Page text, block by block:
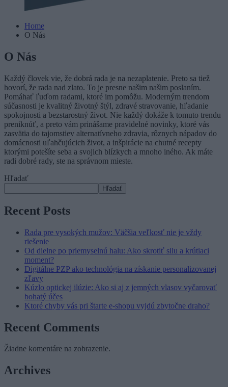
Home
O Nás
O Nás
Každý človek vie, že dobrá rada je na nezaplatenie. Preto sa tiež
hovorí, že rada nad zlato. To je presne našim našim poslaním.
Pomáhať ľuďom radami, ktoré im pomôžu. Moderným trendom
súčasnosti je kvalitný životný štýl, zdravé stravovanie, hľadanie
spokojnosti a bezstarostný život. Nie každý dokáže k tomuto trendu
preniknúť, a preto vám prinášame pravidelné novinky, ktoré vás
zasvätia do tajomstiev alternatívneho zdravia, rôznych nápadov do
domácnosti uľahčujúcich život, a inšpirácie na chutné recepty
ktorými potešíte seba a svojich blízkych a mnoho iného. Ak máte
radi dobré rady, ste na správnom mieste.
Hľadať
Hľadať
Recent Posts
Rada pre vysokých mužov: Väčšia veľkosť nie je vždy
riešenie
Od dielne po priemyselnú halu: Ako skrotiť silu a krútiaci
moment?
Digitálne PZP ako technológia na získanie personalizovanej
zľavy
Kúzlo optickej ilúzie: Ako si aj z jemných vlasov vyčarovať
bohatý účes
Ktoré chyby vás pri štarte e-shopu vyjdú zbytočne draho?
Recent Comments
Žiadne komentáre na zobrazenie.
Archives